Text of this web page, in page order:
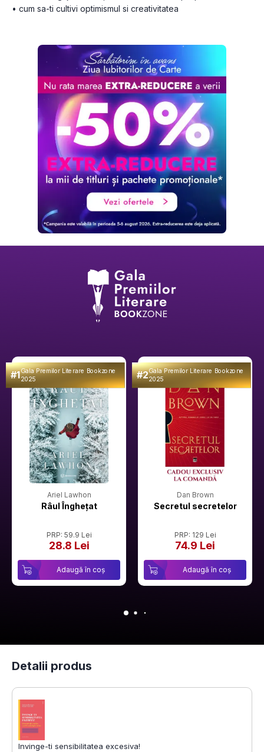
• cum sa-ti cultivi optimismul si creativitatea
#1Gala Premilor Literare Bookzone
2025
Ariel Lawhon
Râul Înghețat
PRP: 59.9 Lei
28.8 Lei
Adaugă în coș
#2Gala Premilor Literare Bookzone
2025
Dan Brown
Secretul secretelor
PRP: 129 Lei
74.9 Lei
Adaugă în coș
Detalii produs
Invinge-ti sensibilitatea excesiva!